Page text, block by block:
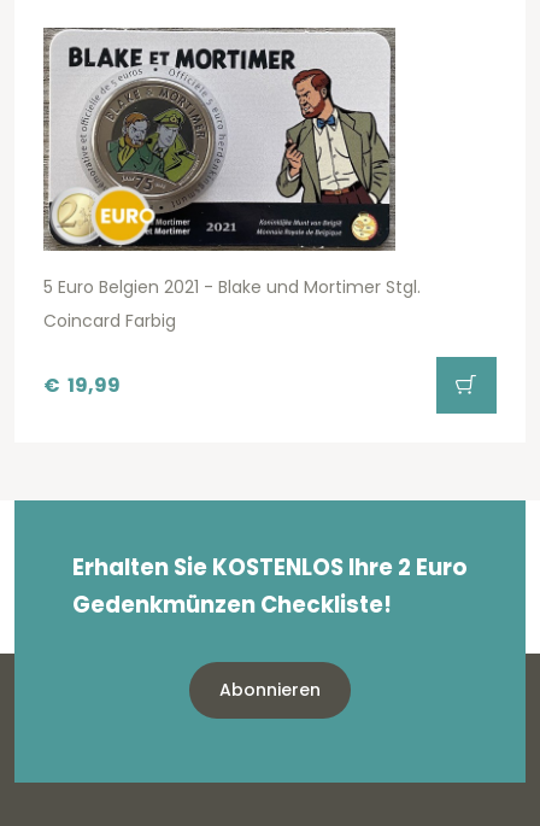
5 Euro Belgien 2021 - Blake und Mortimer Stgl.
Coincard Farbig
€ 19,99
Erhalten Sie KOSTENLOS Ihre 2 Euro
Gedenkmünzen Checkliste!
Abonnieren